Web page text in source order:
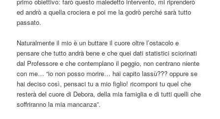
ed andrò a quella crociera e poi me la godrò perché sarà tutto
passato.
Naturalmente il mio è un buttare il cuore oltre l’ostacolo e
pensare che tutto andrà bene e che quei dati statistici sciorinati
dal Professore e che contemplano il peggio, non centrano niente
con me… “io non posso morire… hai capito lassù??? oppure se
hai deciso così, pensaci tu a mio figlio! ricomponi tu quel che
resterà del cuore di Debora, della mia famiglia e di tutti quelli che
soffriranno la mia mancanza”.